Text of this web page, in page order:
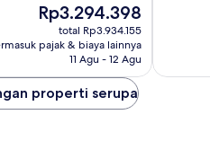
Harga
sekarang
Rp3.294.398
Rp3.294.398
total Rp3.934.155
pajak & biaya lainnya
11 Agu - 12 Agu
properti serupa